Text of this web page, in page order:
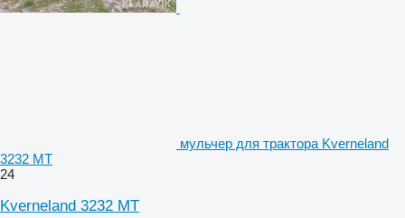
мульчер для трактора Kverneland
3232 MT
24
Kverneland 3232 MT